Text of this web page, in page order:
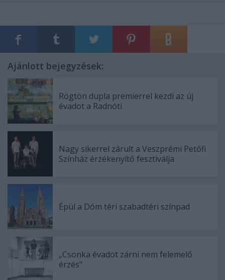
Ajánlott bejegyzések:
Rögtön dupla premierrel kezdi az új
évadot a Radnóti
Nagy sikerrel zárult a Veszprémi Petőfi
Színház érzékenyítő fesztiválja
Épül a Dóm téri szabadtéri színpad
„Csonka évadot zárni nem felemelő
érzés"